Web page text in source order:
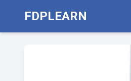
FDPLEARN